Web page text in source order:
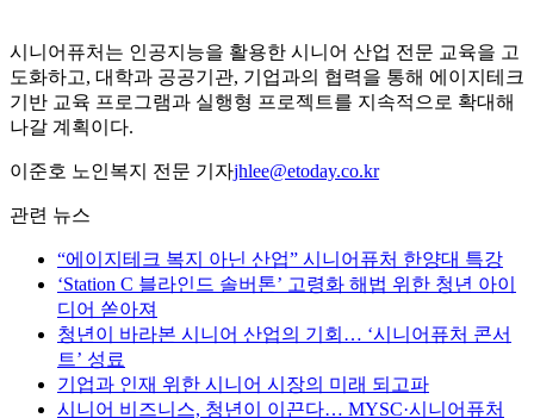
시니어퓨처는 인공지능을 활용한 시니어 산업 전문 교육을 고
도화하고, 대학과 공공기관, 기업과의 협력을 통해 에이지테크
기반 교육 프로그램과 실행형 프로젝트를 지속적으로 확대해
나갈 계획이다.
이준호 노인복지 전문 기자jhlee@etoday.co.kr
관련 뉴스
“에이지테크 복지 아닌 산업” 시니어퓨처 한양대 특강
‘Station C 블라인드 솔버톤’ 고령화 해법 위한 청년 아이
디어 쏟아져
청년이 바라본 시니어 산업의 기회… ‘시니어퓨처 콘서
트’ 성료
기업과 인재 위한 시니어 시장의 미래 되고파
시니어 비즈니스, 청년이 이끈다… MYSC·시니어퓨처